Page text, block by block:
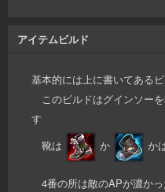
アイテムビルド
基本的には上に書いてある
このビルドはグインソー
す
靴は
か か
4番の所は敵のAPが濃かっ